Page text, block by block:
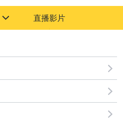
直播影片